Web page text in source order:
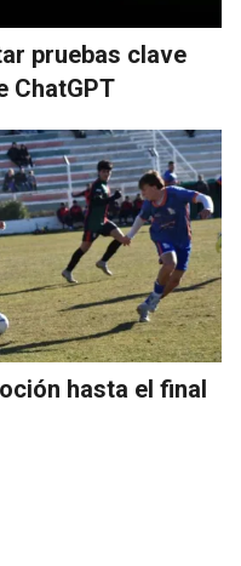
pruebas clave
ChatGPT
hasta el final